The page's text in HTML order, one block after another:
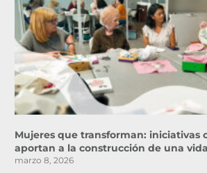
Mujeres que transforman: iniciativas
aportan a la construcción de una
marzo 8, 2026